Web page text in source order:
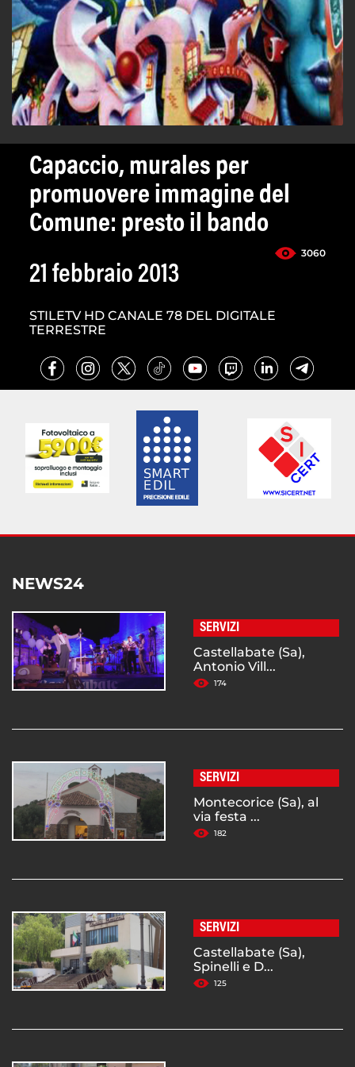
Capaccio, murales per
promuovere immagine del
Comune: presto il bando
3060
21 febbraio 2013
STILETV HD CANALE 78 DEL DIGITALE
TERRESTRE
NEWS24
SERVIZI
Castellabate (Sa),
Antonio Vill...
174
SERVIZI
Montecorice (Sa), al
via festa ...
182
SERVIZI
Castellabate (Sa),
Spinelli e D...
125